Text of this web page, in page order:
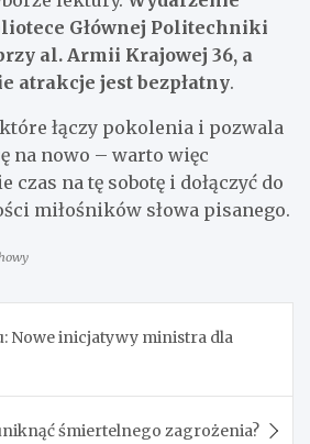
Głównej Politechniki
al. Armii Krajowej 36, a
atrakcje jest bezpłatny.
łączy pokolenia i pozwala
na nowo – warto więc
czas na tę sobotę i dołączyć do
miłośników słowa pisanego.
Nowe inicjatywy ministra dla
śmiertelnego zagrożenia?